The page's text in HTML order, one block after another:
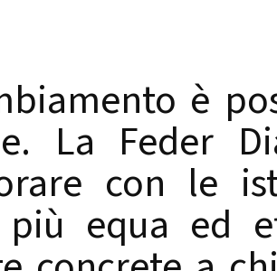
è
La Feder
con le
più equa ed